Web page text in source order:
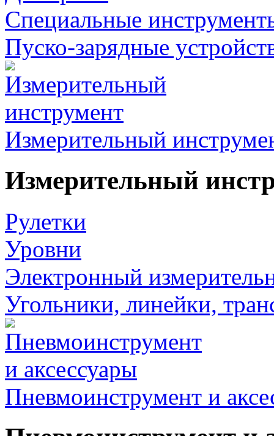
Специальные
Пуско-зарядные
Измерительный
Измерительный
Рулетки
Уровни
Электронный
Угольники, линейки,
Пневмоинструмент и